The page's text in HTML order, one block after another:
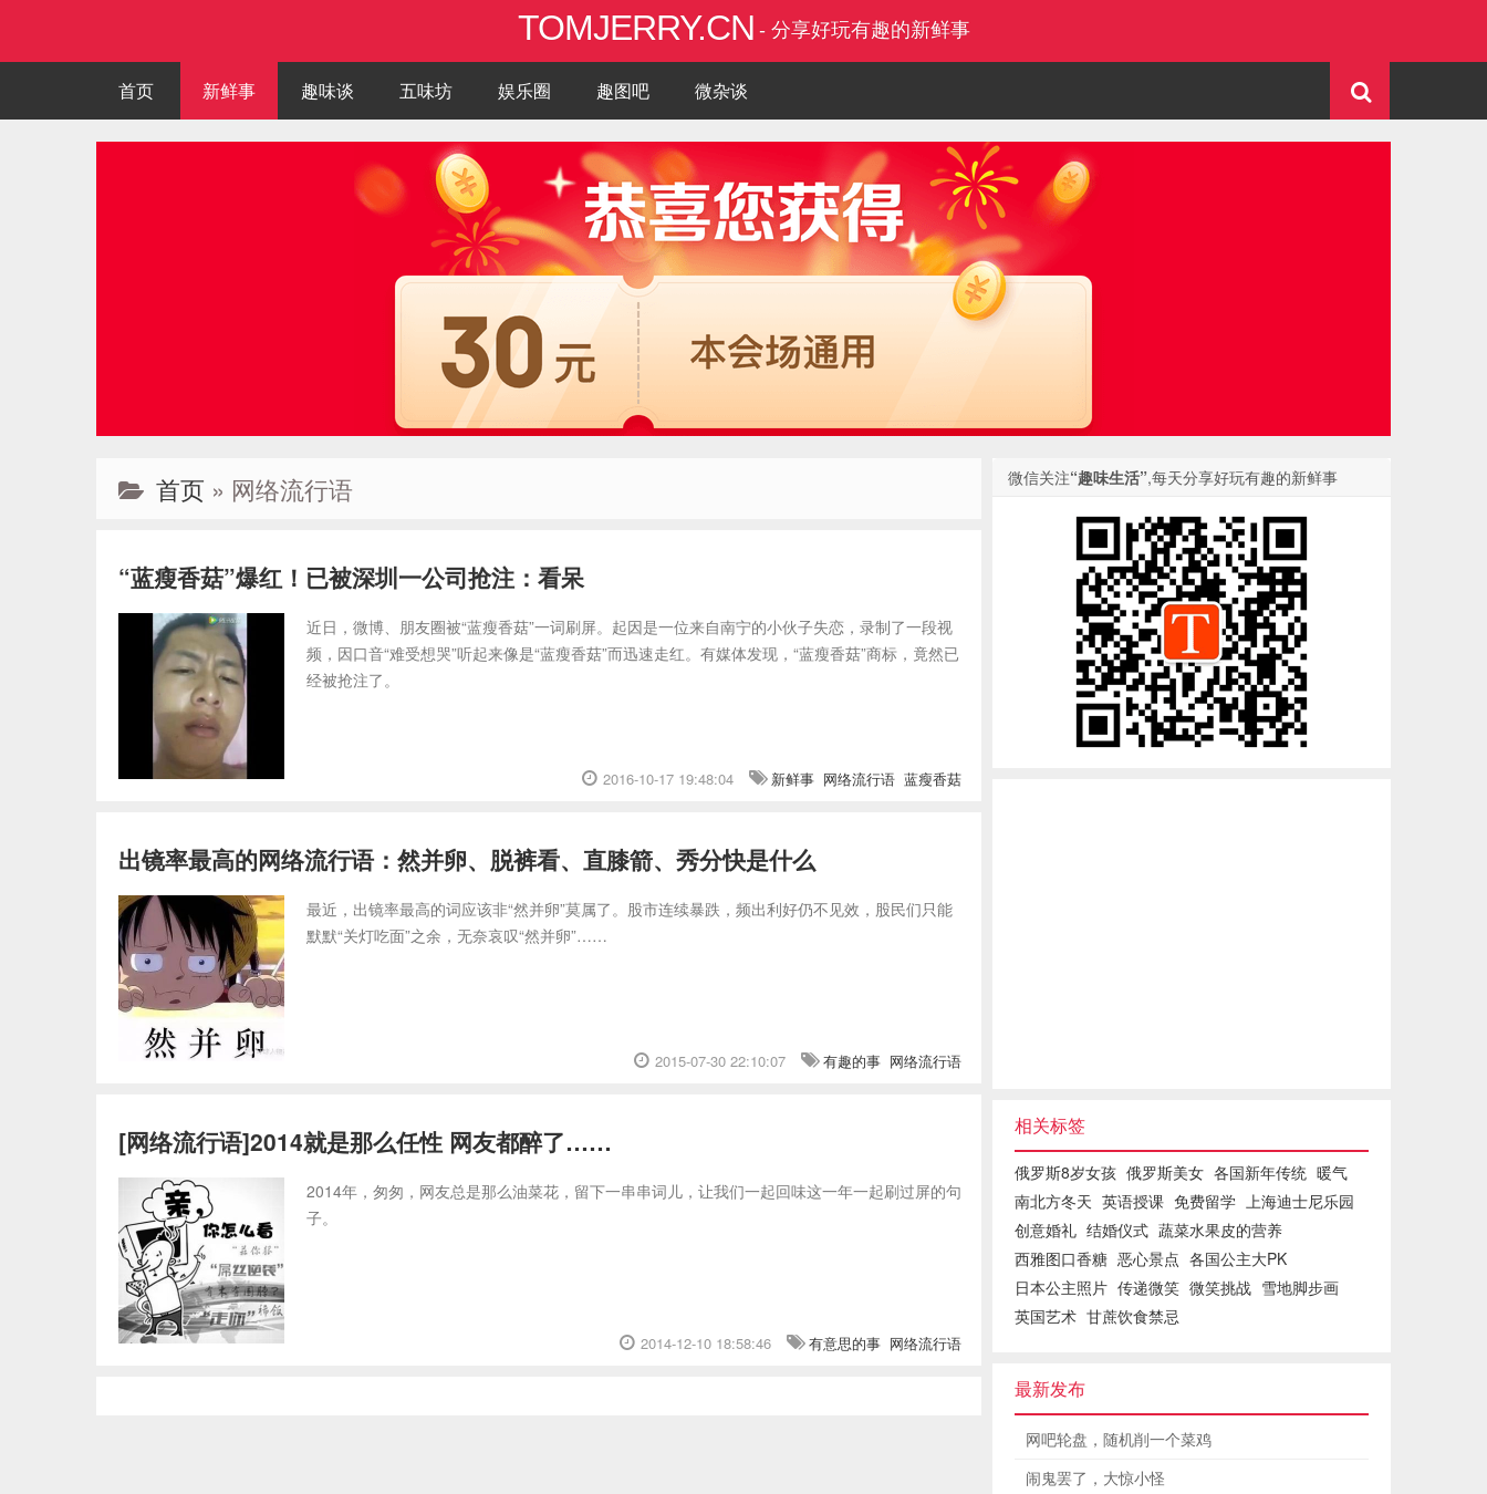
TOMJERRY.CN - 分享好玩有趣的新鲜事
首页 新鲜事 趣味谈 五味坊 娱乐圈 趣图吧 微杂谈
首页 » 网络流行语
“蓝瘦香菇”爆红！已被深圳一公司抢注：看呆
近日，微博、朋友圈被“蓝瘦香菇”一词刷屏。起因是一位来自南宁的小伙子失恋，录制了一段视
频，因口音“难受想哭”听起来像是“蓝瘦香菇”而迅速走红。有媒体发现，“蓝瘦香菇”商标，竟然已
经被抢注了。
2016-10-17 19:48:04 新鲜事 网络流行语 蓝瘦香菇
出镜率最高的网络流行语：然并卵、脱裤看、直膝箭、秀分快是什么
​最近，出镜率最高的词应该非“然并卵”莫属了。股市连续暴跌，频出利好仍不见效，股民们只能
默默“关灯吃面”之余，无奈哀叹“然并卵”……
2015-07-30 22:10:07 有趣的事 网络流行语
[网络流行语]2014就是那么任性 网友都醉了……
2014年，匆匆，网友总是那么油菜花，留下一串串词儿，让我们一起回味这一年一起刷过屏的句
子。
2014-12-10 18:58:46 有意思的事 网络流行语
微信关注“趣味生活”,每天分享好玩有趣的新鲜事
相关标签
俄罗斯8岁女孩 俄罗斯美女 各国新年传统 暖气
南北方冬天 英语授课 免费留学 上海迪士尼乐园
创意婚礼 结婚仪式 蔬菜水果皮的营养
西雅图口香糖 恶心景点 各国公主大PK
日本公主照片 传递微笑 微笑挑战 雪地脚步画
英国艺术 甘蔗饮食禁忌
最新发布
网吧轮盘，随机削一个菜鸡
闹鬼罢了，大惊小怪